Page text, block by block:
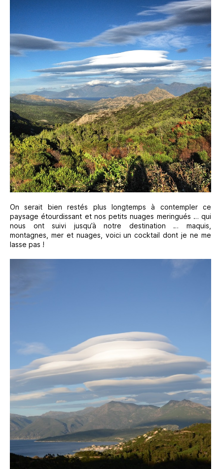
On serait bien restés plus longtemps à contempler ce
paysage étourdissant et nos petits nuages meringués … qui
nous ont suivi jusqu’à notre destination … maquis,
montagnes, mer et nuages, voici un cocktail dont je ne me
lasse pas !